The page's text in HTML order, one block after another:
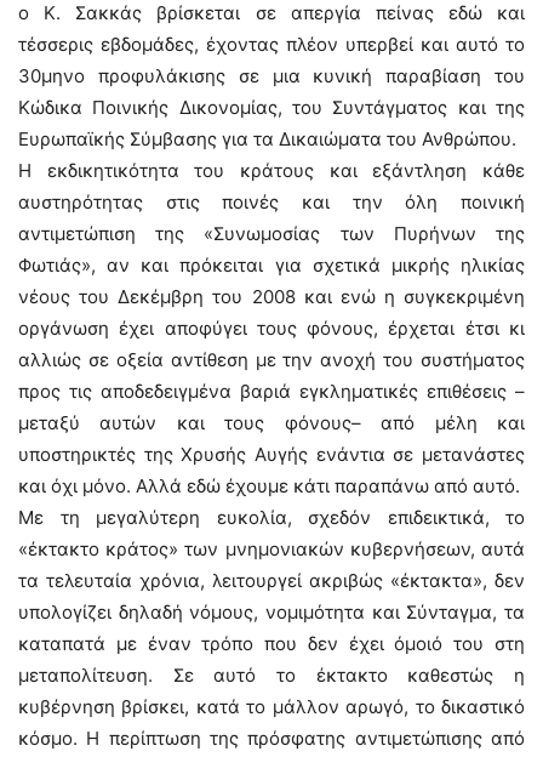
ο Κ. Σακκάς βρίσκεται σε απεργία πείνας εδώ και
τέσσερις εβδομάδες, έχοντας πλέον υπερβεί και αυτό το
30μηνο προφυλάκισης σε μια κυνική παραβίαση του
Κώδικα Ποινικής Δικονομίας, του Συντάγματος και της
Ευρωπαϊκής Σύμβασης για τα Δικαιώματα του Ανθρώπου.
Η εκδικητικότητα του κράτους και εξάντληση κάθε
αυστηρότητας στις ποινές και την όλη ποινική
αντιμετώπιση της «Συνωμοσίας των Πυρήνων της
Φωτιάς», αν και πρόκειται για σχετικά μικρής ηλικίας
νέους του Δεκέμβρη του 2008 και ενώ η συγκεκριμένη
οργάνωση έχει αποφύγει τους φόνους, έρχεται έτσι κι
αλλιώς σε οξεία αντίθεση με την ανοχή του συστήματος
προς τις αποδεδειγμένα βαριά εγκληματικές επιθέσεις –
μεταξύ αυτών και τους φόνους– από μέλη και
υποστηρικτές της Χρυσής Αυγής ενάντια σε μετανάστες
και όχι μόνο. Αλλά εδώ έχουμε κάτι παραπάνω από αυτό.
Με τη μεγαλύτερη ευκολία, σχεδόν επιδεικτικά, το
«έκτακτο κράτος» των μνημονιακών κυβερνήσεων, αυτά
τα τελευταία χρόνια, λειτουργεί ακριβώς «έκτακτα», δεν
υπολογίζει δηλαδή νόμους, νομιμότητα και Σύνταγμα, τα
καταπατά με έναν τρόπο που δεν έχει όμοιό του στη
μεταπολίτευση. Σε αυτό το έκτακτο καθεστώς η
κυβέρνηση βρίσκει, κατά το μάλλον αρωγό, το δικαστικό
κόσμο. Η περίπτωση της πρόσφατης αντιμετώπισης από